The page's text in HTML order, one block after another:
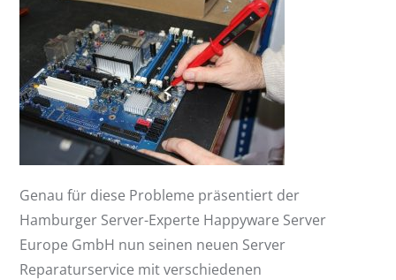
Genau für diese Probleme präsentiert der
Hamburger Server-Experte Happyware Server
Europe GmbH nun seinen neuen Server
Reparaturservice mit verschiedenen